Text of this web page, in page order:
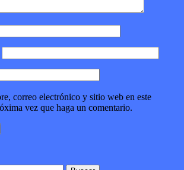
correo electrónico y sitio web en este
vez que haga un comentario.